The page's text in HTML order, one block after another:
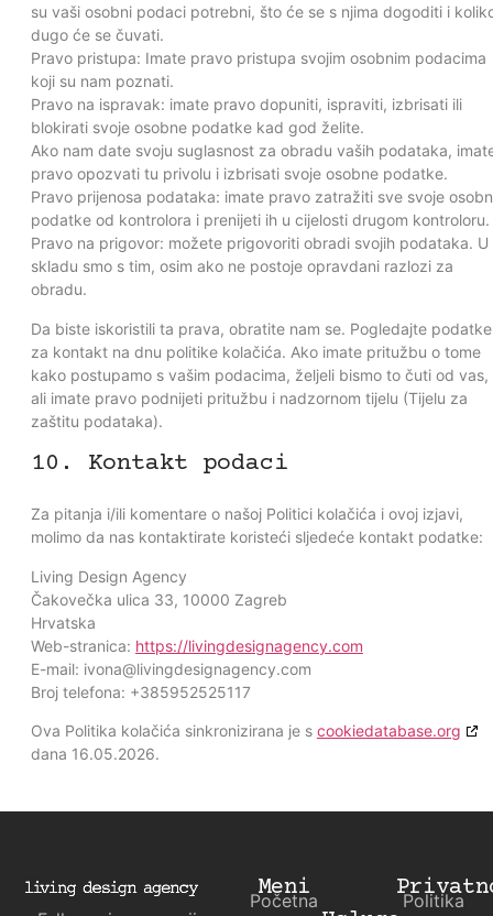
su vaši osobni podaci potrebni, što će se s njima dogoditi i
dugo će se čuvati.
Pravo pristupa: Imate pravo pristupa svojim osobnim podacima
koji su nam poznati.
Pravo na ispravak: imate pravo dopuniti, ispraviti, izbrisati ili
blokirati svoje osobne podatke kad god želite.
Ako nam date svoju suglasnost za obradu vaših podataka,
pravo opozvati tu privolu i izbrisati svoje osobne podatke.
Pravo prijenosa podataka: imate pravo zatražiti sve svoje
podatke od kontrolora i prenijeti ih u cijelosti drugom kontroloru.
Pravo na prigovor: možete prigovoriti obradi svojih podataka. U
skladu smo s tim, osim ako ne postoje opravdani razlozi za
obradu.
Da biste iskoristili ta prava, obratite nam se. Pogledajte podatke
za kontakt na dnu politike kolačića. Ako imate pritužbu o tome
kako postupamo s vašim podacima, željeli bismo to čuti od vas,
ali imate pravo podnijeti pritužbu i nadzornom tijelu (Tijelu za
zaštitu podataka).
10. Kontakt podaci
Za pitanja i/ili komentare o našoj Politici kolačića i ovoj izjavi,
molimo da nas kontaktirate koristeći sljedeće kontakt podatke:
Living Design Agency
Čakovečka ulica 33, 10000 Zagreb
Hrvatska
Web-stranica: https://livingdesignagency.com
E-mail: ivona@livingdesignagency.com
Broj telefona: +385952525117
Ova Politika kolačića sinkronizirana je s cookiedatabase.org
dana 16.05.2026.
Meni
Početna Politika